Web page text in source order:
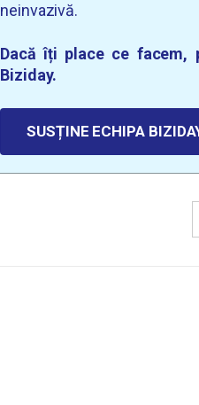
neinvazivă.
Dacă îți place ce facem,
Biziday.
SUSȚINE ECHIPA